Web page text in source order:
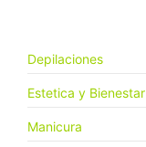
Depilaciones
Estetica y Bienestar
Manicura